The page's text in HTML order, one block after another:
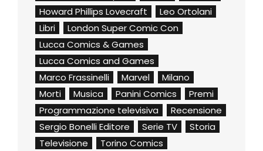
Howard Phillips Lovecraft
Leo Ortolani
Libri
London Super Comic Con
Lucca Comics & Games
Lucca Comics and Games
Marco Frassinelli
Marvel
Milano
Morti
Musica Panini Comics
Premi
Programmazione televisiva
Recensione
Sergio Bonelli Editore
Serie TV
Storia
Televisione
Torino Comics